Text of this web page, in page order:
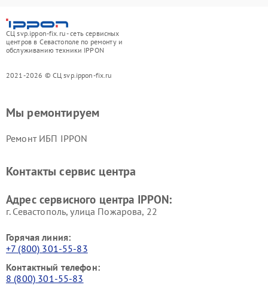
СЦ svp.ippon-fix.ru - сеть сервисных
центров в Севастополе по ремонту и
обслуживанию техники IPPON
2021-2026 © СЦ svp.ippon-fix.ru
Мы ремонтируем
Ремонт ИБП IPPON
Контакты сервис центра
Адрес сервисного центра IPPON:
г. Севастополь, улица Пожарова, 22
Горячая линия:
+7 (800) 301-55-83
Контактный телефон:
8 (800) 301-55-83